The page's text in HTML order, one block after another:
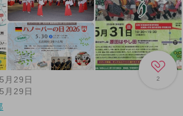
2
月29日
月29日